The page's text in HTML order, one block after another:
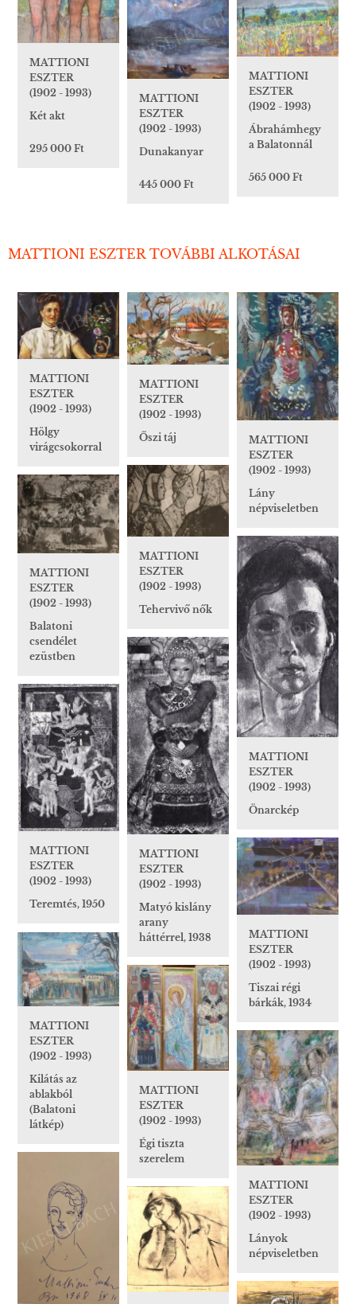
MATTIONI
ESZTER
(1902 - 1993)
Két akt
295 000 Ft
MATTIONI
ESZTER
(1902 - 1993)
Ábrahámhegy
a Balatonnál
565 000 Ft
MATTIONI
ESZTER
(1902 - 1993)
Dunakanyar
445 000 Ft
MATTIONI ESZTER TOVÁBBI ALKOTÁSAI
MATTIONI
ESZTER
(1902 - 1993)
Hölgy
virágcsokorral
MATTIONI
ESZTER
(1902 - 1993)
Őszi táj
MATTIONI
ESZTER
(1902 - 1993)
Lány
népviseletben
MATTIONI
ESZTER
(1902 - 1993)
Tehervivő nők
MATTIONI
ESZTER
(1902 - 1993)
Balatoni
csendélet
ezüstben
MATTIONI
ESZTER
(1902 - 1993)
Önarckép
MATTIONI
ESZTER
(1902 - 1993)
Matyó kislány
arany
háttérrel, 1938
MATTIONI
ESZTER
(1902 - 1993)
Teremtés, 1950
MATTIONI
ESZTER
(1902 - 1993)
Tiszai régi
bárkák, 1934
MATTIONI
ESZTER
(1902 - 1993)
Kilátás az
ablakból
(Balatoni
látkép)
MATTIONI
ESZTER
(1902 - 1993)
Égi tiszta
szerelem
MATTIONI
ESZTER
(1902 - 1993)
Lányok
népviseletben